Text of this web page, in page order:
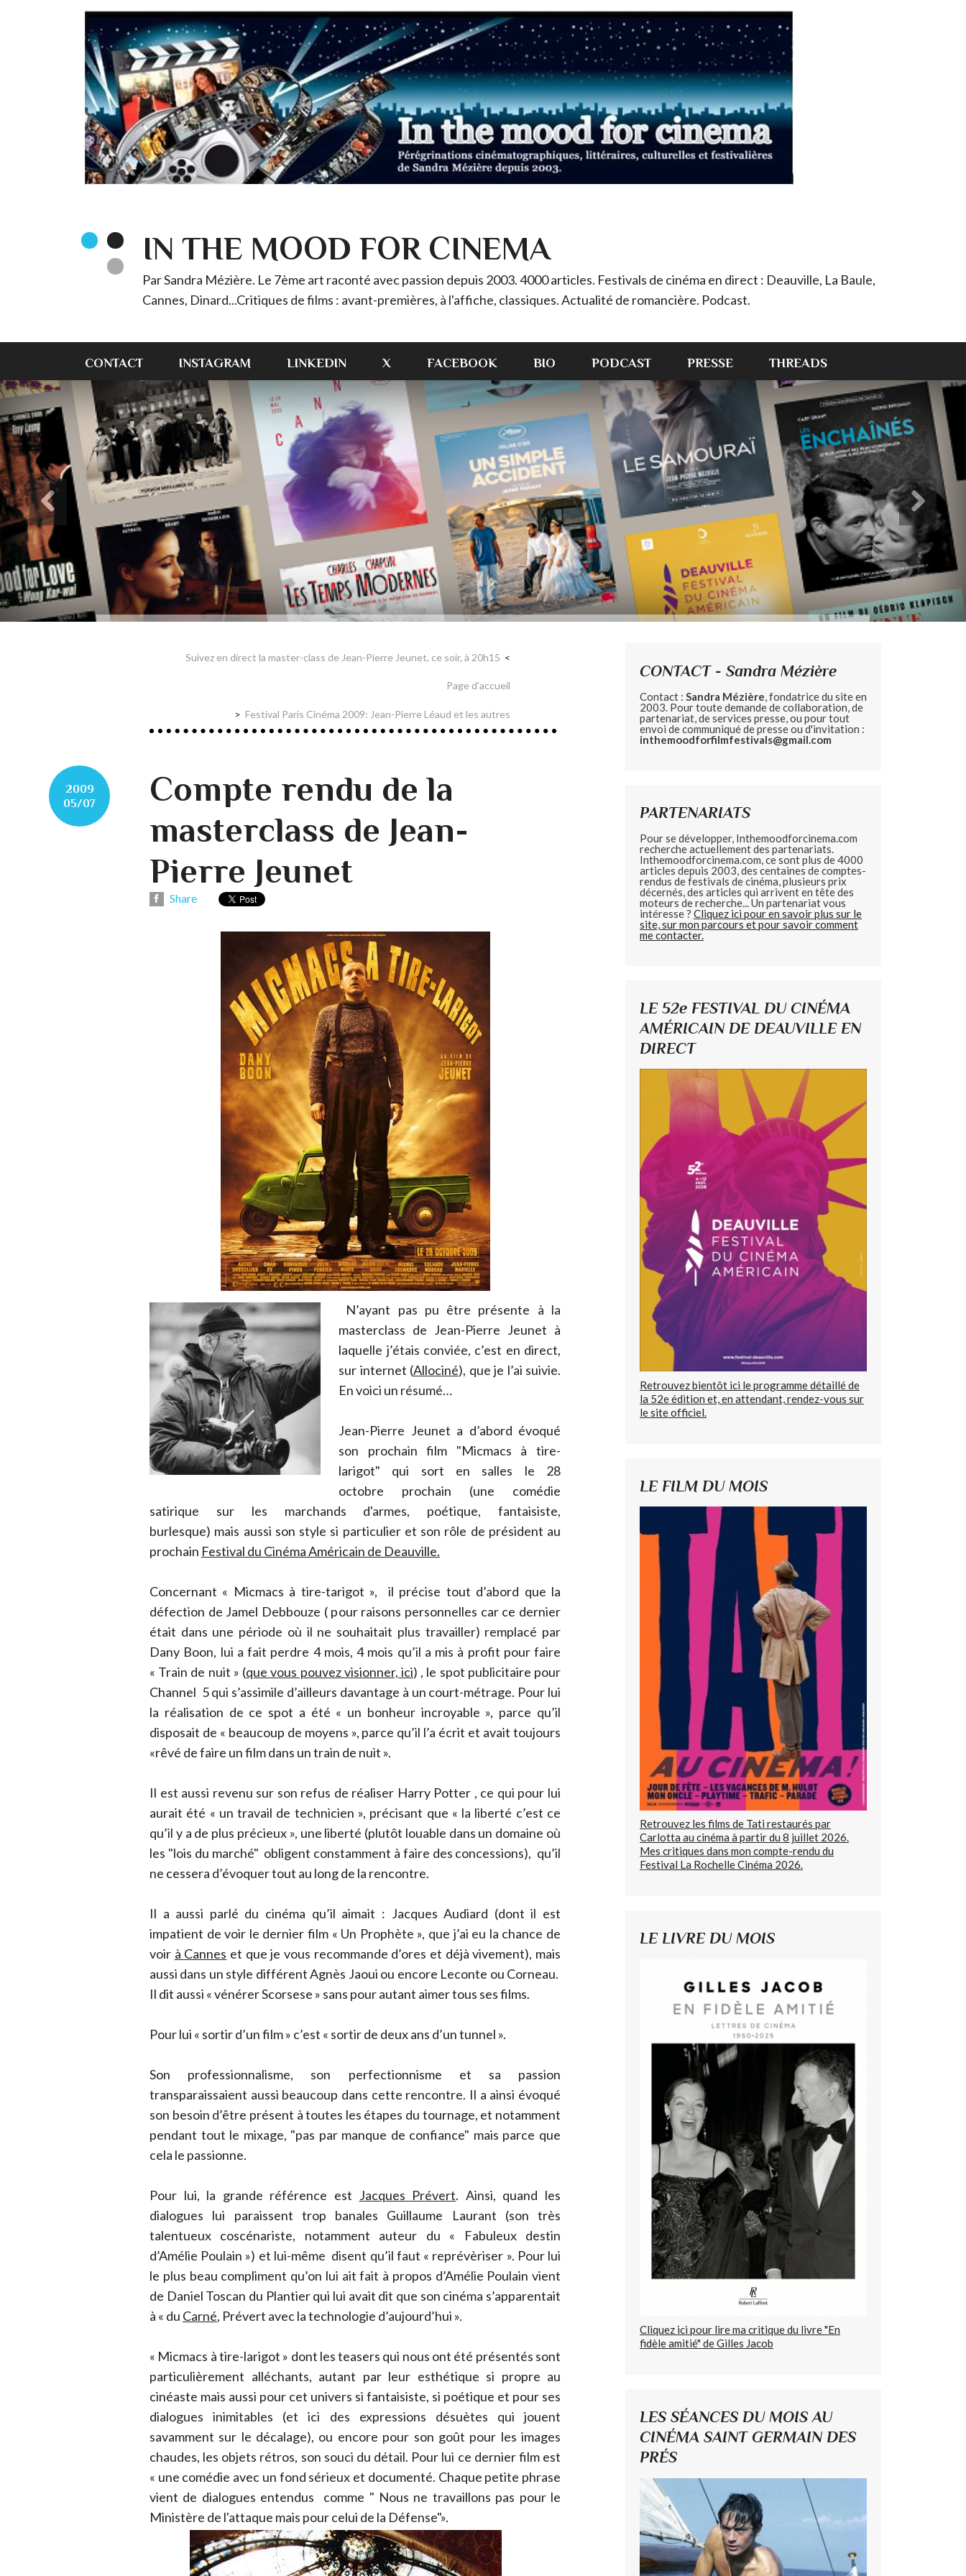
IN THE MOOD FOR CINEMA
Par Sandra Mézière. Le 7ème art raconté avec passion depuis 2003. 4000 articles. Festivals de cinéma en direct : Deauville, La Baule,
Cannes, Dinard...Critiques de films : avant-premières, à l'affiche, classiques. Actualité de romancière. Podcast.
CONTACT INSTAGRAM LINKEDIN X FACEBOOK BIO PODCAST PRESSE THREADS
Suivez en direct la master-class de Jean-Pierre Jeunet, ce soir, à 20h15
Page d'accueil
Festival Paris Cinéma 2009: Jean-Pierre Léaud et les autres
2009
05/07
Compte rendu de la
masterclass de Jean-
Pierre Jeunet
Share
N’ayant pas pu être présente à la
masterclass de Jean-Pierre Jeunet à
laquelle j’étais conviée, c’est en direct,
sur internet (Allociné), que je l’ai suivie.
En voici un résumé…
Jean-Pierre Jeunet a d’abord évoqué
son prochain film "Micmacs à tire-
larigot" qui sort en salles le 28
octobre prochain (une comédie
satirique sur les marchands d'armes, poétique, fantaisiste,
burlesque) mais aussi son style si particulier et son rôle de président au
prochain Festival du Cinéma Américain de Deauville.
Concernant « Micmacs à tire-tarigot », il précise tout d’abord que la
défection de Jamel Debbouze ( pour raisons personnelles car ce dernier
était dans une période où il ne souhaitait plus travailler) remplacé par
Dany Boon, lui a fait perdre 4 mois, 4 mois qu’il a mis à profit pour faire
« Train de nuit » (que vous pouvez visionner, ici) , le spot publicitaire pour
Channel 5 qui s’assimile d’ailleurs davantage à un court-métrage. Pour lui
la réalisation de ce spot a été « un bonheur incroyable », parce qu’il
disposait de « beaucoup de moyens », parce qu’il l’a écrit et avait toujours
«rêvé de faire un film dans un train de nuit ».
Il est aussi revenu sur son refus de réaliser Harry Potter , ce qui pour lui
aurait été « un travail de technicien », précisant que « la liberté c’est ce
qu’il y a de plus précieux », une liberté (plutôt louable dans un domaine où
les "lois du marché" obligent constamment à faire des concessions), qu’il
ne cessera d’évoquer tout au long de la rencontre.
Il a aussi parlé du cinéma qu’il aimait : Jacques Audiard (dont il est
impatient de voir le dernier film « Un Prophète », que j’ai eu la chance de
voir à Cannes et que je vous recommande d’ores et déjà vivement), mais
aussi dans un style différent Agnès Jaoui ou encore Leconte ou Corneau.
Il dit aussi « vénérer Scorsese » sans pour autant aimer tous ses films.
Pour lui « sortir d’un film » c’est « sortir de deux ans d’un tunnel ».
Son professionnalisme, son perfectionnisme et sa passion
transparaissaient aussi beaucoup dans cette rencontre. Il a ainsi évoqué
son besoin d’être présent à toutes les étapes du tournage, et notamment
pendant tout le mixage, "pas par manque de confiance" mais parce que
cela le passionne.
Pour lui, la grande référence est Jacques Prévert. Ainsi, quand les
dialogues lui paraissent trop banales Guillaume Laurant (son très
talentueux coscénariste, notamment auteur du « Fabuleux destin
d’Amélie Poulain ») et lui-même disent qu’il faut « reprévèriser ». Pour lui
le plus beau compliment qu’on lui ait fait à propos d’Amélie Poulain vient
de Daniel Toscan du Plantier qui lui avait dit que son cinéma s’apparentait
à « du Carné, Prévert avec la technologie d’aujourd’hui ».
« Micmacs à tire-larigot » dont les teasers qui nous ont été présentés sont
particulièrement alléchants, autant par leur esthétique si propre au
cinéaste mais aussi pour cet univers si fantaisiste, si poétique et pour ses
dialogues inimitables (et ici des expressions désuètes qui jouent
savamment sur le décalage), ou encore pour son goût pour les images
chaudes, les objets rétros, son souci du détail. Pour lui ce dernier film est
« une comédie avec un fond sérieux et documenté. Chaque petite phrase
vient de dialogues entendus comme " Nous ne travaillons pas pour le
Ministère de l'attaque mais pour celui de la Défense"».
CONTACT - Sandra Mézière
Contact : Sandra Mézière, fondatrice du site en
2003. Pour toute demande de collaboration, de
partenariat, de services presse, ou pour tout
envoi de communiqué de presse ou d'invitation :
inthemoodforfilmfestivals@gmail.com
PARTENARIATS
Pour se développer, Inthemoodforcinema.com
recherche actuellement des partenariats.
Inthemoodforcinema.com, ce sont plus de 4000
articles depuis 2003, des centaines de comptes-
rendus de festivals de cinéma, plusieurs prix
décernés, des articles qui arrivent en tête des
moteurs de recherche... Un partenariat vous
intéresse ? Cliquez ici pour en savoir plus sur le
site, sur mon parcours et pour savoir comment
me contacter.
LE 52e FESTIVAL DU CINÉMA
AMÉRICAIN DE DEAUVILLE EN
DIRECT
Retrouvez bientôt ici le programme détaillé de
la 52e édition et, en attendant, rendez-vous sur
le site officiel.
LE FILM DU MOIS
Retrouvez les films de Tati restaurés par
Carlotta au cinéma à partir du 8 juillet 2026.
Mes critiques dans mon compte-rendu du
Festival La Rochelle Cinéma 2026.
LE LIVRE DU MOIS
Cliquez ici pour lire ma critique du livre "En
fidèle amitié" de Gilles Jacob
LES SÉANCES DU MOIS AU
CINÉMA SAINT GERMAIN DES
PRÉS